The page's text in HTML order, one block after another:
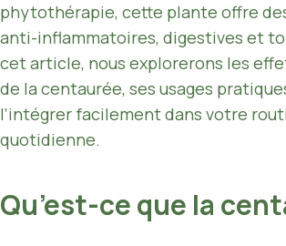
phytothérapie, cette plante offre
anti-inflammatoires, digestives et
cet article, nous explorerons les
de la centaurée, ses usages
l’intégrer facilement dans votre
quotidienne.
Qu’est-ce que la